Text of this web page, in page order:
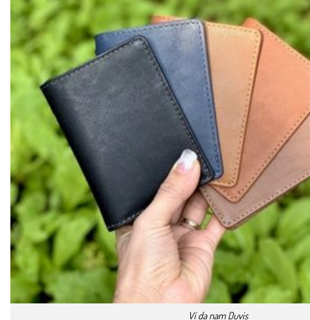
Ví da nam Duvis